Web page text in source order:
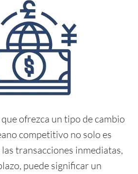
ofrezca un tipo de cambio
competitivo no solo es
transacciones inmediatas,
puede significar un